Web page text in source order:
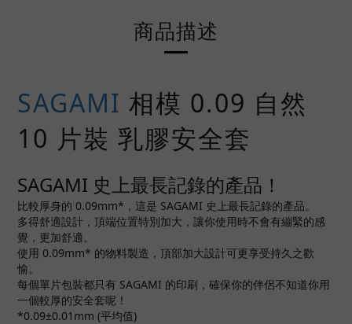
商品描述
SAGAMI 相模 0.09 自然
10 片裝 乳膠安全套
SAGAMI 史上最長記錄的產品！
比較厚身的 0.09mm*，這是 SAGAMI 史上最長記錄的產品。
多得舒適設計，頂端位置特別加大，讓你使用時不會有繃緊的感
覺，更加舒適。
使用 0.09mm* 的物料製造，頂部加大設計可更享受持久之歡
愉。
每個單片包裝都只有 SAGAMI 的印刷，確保你的伴侶不知道你用
一個較厚的安全套呢！
*0.09±0.01mm (平均值)